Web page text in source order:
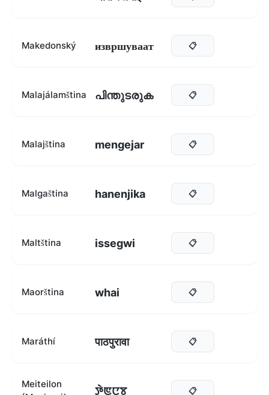
Makedonský извршуваат 📋
Malajálamština പിന്തുടരുക 📋
Malajština mengejar 📋
Malgaština hanenjika 📋
Maltština issegwi 📋
Maorština whai 📋
Maráthí पाठपुरावा 📋
Meiteilon
ꯇꯥꯟꯅꯕ 📋